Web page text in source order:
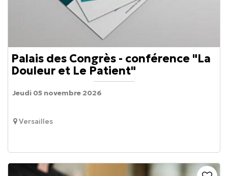
Palais des Congrès - conférence "La
Douleur et Le Patient"
Versailles
Jeudi 05 novembre 2026